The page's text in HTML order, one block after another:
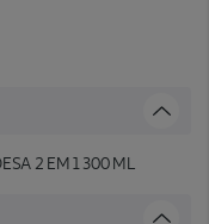
2 EM 1 300 ML